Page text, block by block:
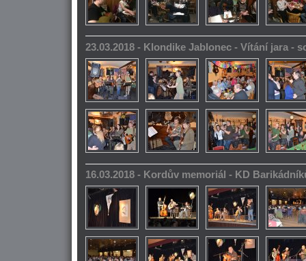
23.03.2018 - Klondike Jablonec - Vítání jara -
16.03.2018 - Kordův memoriál - KD